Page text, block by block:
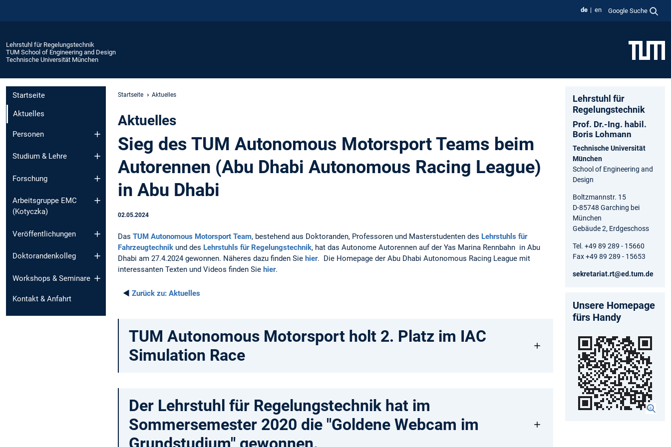
de en Google Suche
Lehrstuhl für Regelungstechnik
TUM School of Engineering and Design
Technische Universität München
Startseite
Aktuelles
Personen
Studium & Lehre
Forschung
Arbeitsgruppe EMC
(Kotyczka)
Veröffentlichungen
Doktorandenkolleg
Workshops & Seminare
Kontakt & Anfahrt
Startseite Aktuelles
Aktuelles
Sieg des TUM Autonomous Motorsport Teams beim
Autorennen (Abu Dhabi Autonomous Racing League)
in Abu Dhabi
02.05.2024
Das TUM Autonomous Motorsport Team, bestehend aus Doktoranden, Professoren und Masterstudenten des Lehrstuhls für
Fahrzeugtechnik und des Lehrstuhls für Regelungstechnik, hat das Autonome Autorennen auf der Yas Marina Rennbahn in Abu
Dhabi am 27.4.2024 gewonnen. Näheres dazu finden Sie hier. Die Homepage der Abu Dhabi Autonomous Racing League mit
interessanten Texten und Videos finden Sie hier.
◄ Zurück zu: Aktuelles
TUM Autonomous Motorsport holt 2. Platz im IAC
Simulation Race
Der Lehrstuhl für Regelungstechnik hat im
Sommersemester 2020 die "Goldene Webcam im
Lehrstuhl für
Regelungstechnik
Prof. Dr.-Ing. habil.
Boris Lohmann
Technische Universität
München
School of Engineering and
Design
Boltzmannstr. 15
D-85748 Garching bei
München
Gebäude 2, Erdgeschoss
Tel. +49 89 289 - 15660
Fax +49 89 289 - 15653
sekretariat.rt@ed.tum.de
Unsere Homepage
fürs Handy